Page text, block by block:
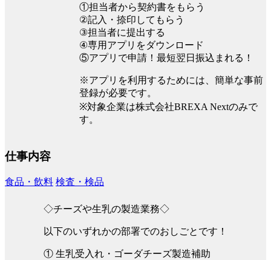
①担当者から契約書をもらう
②記入・捺印してもらう
③担当者に提出する
④専用アプリをダウンロード
⑤アプリで申請！最短翌日振込まれる！
※アプリを利用するためには、簡単な事前
登録が必要です。
※対象企業は株式会社BREXA Nextのみで
す。
仕事内容
食品・飲料 検査・検品
◇チーズや生乳の製造業務◇
以下のいずれかの部署でのおしごとです！
① 生乳受入れ・ゴーダチーズ製造補助